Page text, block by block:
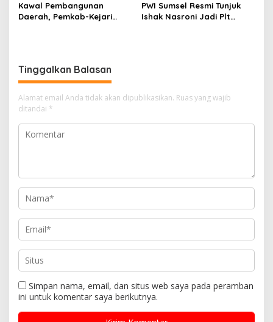
Kawal Pembangunan
Daerah, Pemkab-Kejari
PWI Sumsel Resmi Tunjuk
Ishak Nasroni Jadi Plt
Tinggalkan Balasan
Alamat email Anda tidak akan dipublikasikan. Ruas yang wajib
ditandai *
Simpan nama, email, dan situs web saya pada peramban
ini untuk komentar saya berikutnya.